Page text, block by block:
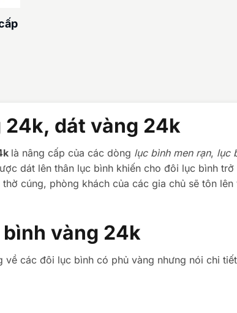
24k, dát vàng 24k
là nâng cấp của các dòng lục bình men rạn, lục
dát lên thân lục bình khiến cho đôi lục bình
cúng, phòng khách của các gia chủ sẽ tôn
vàng 24k
về các đôi lục bình có phủ vàng nhưng nói chi